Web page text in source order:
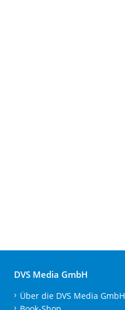
DVS Media GmbH
Über die DVS Media GmbH